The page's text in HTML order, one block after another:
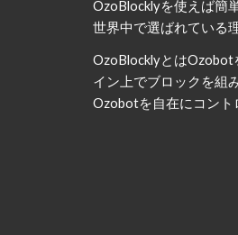
OzoBlocklyを使えば簡
世界中で選ばれている
OzoBlocklyとはOzobot
イン上でブロックを組
Ozobotを自在にコント